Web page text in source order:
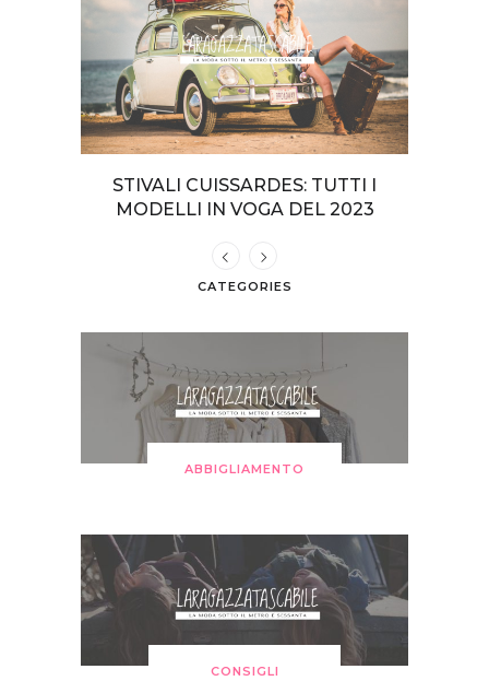
STIVALI CUISSARDES: TUTTI I
MODELLI IN VOGA DEL 2023
CATEGORIES
ABBIGLIAMENTO
CONSIGLI